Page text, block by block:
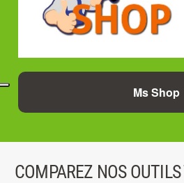
Ms Shop
COMPAREZ NOS